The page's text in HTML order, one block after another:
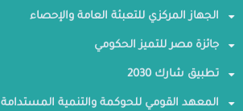
الجهاز المركزي للتعبئة العامة والإحصاء
جائزة مصر للتميز الحكومي
تطبيق شارك 2030
المعهد القومي للحوكمة والتنمية المستدامة